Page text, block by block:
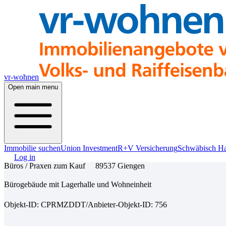
vr-wohnen
Open main menu
Immobilie suchenUnion InvestmentR+V VersicherungSchwäbisch
Log in
Büros / Praxen zum Kauf
89537 Giengen
Bürogebäude mit Lagerhalle und Wohneinheit
Objekt-ID: CPRMZDDT/Anbieter-Objekt-ID: 756